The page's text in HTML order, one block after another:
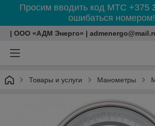
Просим вводить код МТС +375
ошибаться номером!
| ООО «АДМ Энерго» |
Товары и услуги Манометры